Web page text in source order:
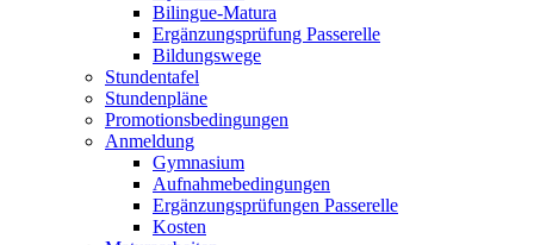
Bilingue-Matura
Ergänzungsprüfung Passerelle
Bildungswege
Stundentafel
Stundenpläne
Promotionsbedingungen
Anmeldung
Gymnasium
Aufnahmebedingungen
Ergänzungsprüfungen Passerelle
Kosten